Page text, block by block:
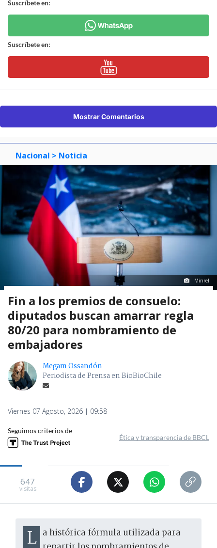
Suscríbete en:
Suscríbete en:
Mostrar Comentarios
Nacional > Noticia
Minrel
Fin a los premios de consuelo:
diputados buscan amarrar regla
80/20 para nombramiento de
embajadores
Megam Ossandón
Periodista de Prensa en BioBioChile
Viernes 07 Agosto, 2026 | 09:58
Seguimos criterios de
Ética y transparencia de BBCL
647
visitas
La histórica fórmula utilizada para